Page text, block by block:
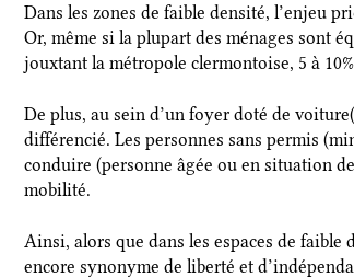
Dans les zones de faible densité, l’enjeu
Or, même si la plupart des ménages sont
jouxtant la métropole clermontoise, 5 à
De plus, au sein d’un foyer doté de
différencié. Les personnes sans permis
conduire (personne âgée ou en situation
mobilité.
Ainsi, alors que dans les espaces de
encore synonyme de liberté et